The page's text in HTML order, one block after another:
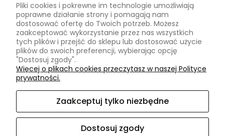
Informacje
Regulaminy
Polityka prywatności
Zwroty
Reklamacje
KONTAKT
Pliki cookies i pokrewne im technologie umożliwiają
poprawne działanie strony i pomagają nam
dostosować ofertę do Twoich potrzeb. Możesz
zaakceptować wykorzystanie przez nas wszystkich
tych plików i przejść do sklepu lub dostosować użycie
plików do swoich preferencji, wybierając opcję
"Dostosuj zgody".
Więcej o plikach cookies przeczytasz w naszej Polityce
prywatności.
Zaakceptuj tylko niezbędne
Dostosuj zgody